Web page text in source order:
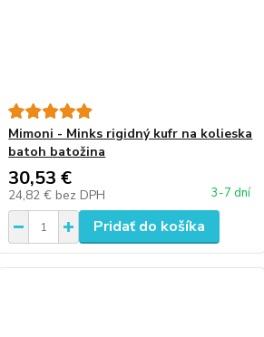
Mimoni - Minks rigidný kufr na kolieska
batoh batožina
30,53 €
24,82 € bez DPH 3-7 dní
Pridať do košíka